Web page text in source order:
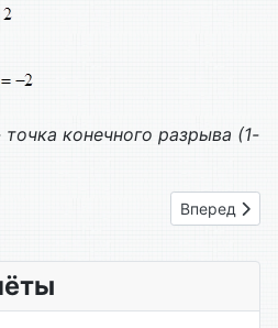
точка конечного разрыва (1-
Следующий:
Вперед